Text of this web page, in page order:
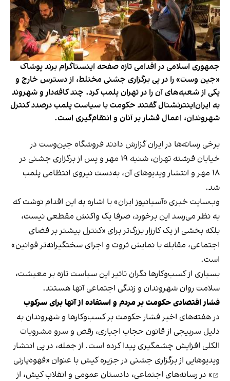
جمهوری اسلامی در اقدامی تازه صفحه اینستاگرام برند پوشاک
«جین وست» را در پی برگزاری جشنی مختلط، از دسترس خارج و
یکی از شعبه‌های آن را در تهران پلمب کرد. چند کافه‌‌دار و شهروند
به ایران‌اینترنشنال گفتند حکومت با سیاست پلمب درصدد کنترل
شهروندان، اعمال فشار بر آنان و انتقام‌گیری است.
برخی رسانه‌ها در ایران گزارش دادند فروشگاه جین‌وست در
خیابان فرشته تهران، شنبه ۱۹ مهر و پس از برگزاری جشنی در
۱۸ مهر و انتشار ویدیوهای آن، به‌دست نیروی انتظامی پلمب
شد.
وب‌سایت خبری «آسیانیوز ایران» با اشاره به این اقدام نوشت که
به نظر می‌رسد این برخورد، صرفا یک واکنش مقطعی نیست،
بلکه بخشی از یک کارزار بزرگ‌تر برای «کنترل بیشتر بر فضای
اجتماعی، مقابله با نمایش ثروت و اجرای سختگیرانه‌تر قوانین»
است.
بسیاری از کسب‌وکارها نگران تاثیر این سیاست‌ تازه بر معیشت،
سلامت روان شهروندان و زندگی اجتماعی آنها هستند.
فشار اقتصادی حکومت بر مردم و استفاده از آنها برای سرکوب
در هفته‌های اخیر فشار حکومت بر کسب‌وکارها و شهروندان به
دلیل سرپیچی از قانون حجاب اجباری، رقص و سرو مشروبات
الکلی افزایش چشمگیری پیدا کرده است. از جمله، در پی انتشار
ویدیوهایی از برگزاری جشنی در جزیره کیش با عنوان «قهوه‌پارتی
» در رسانه‌های اجتماعی، دادستان عمومی و انقلاب کیش، از